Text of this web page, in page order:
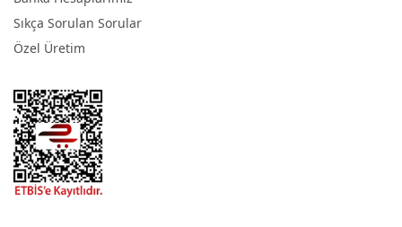
Sıkça Sorulan Sorular
Özel Üretim